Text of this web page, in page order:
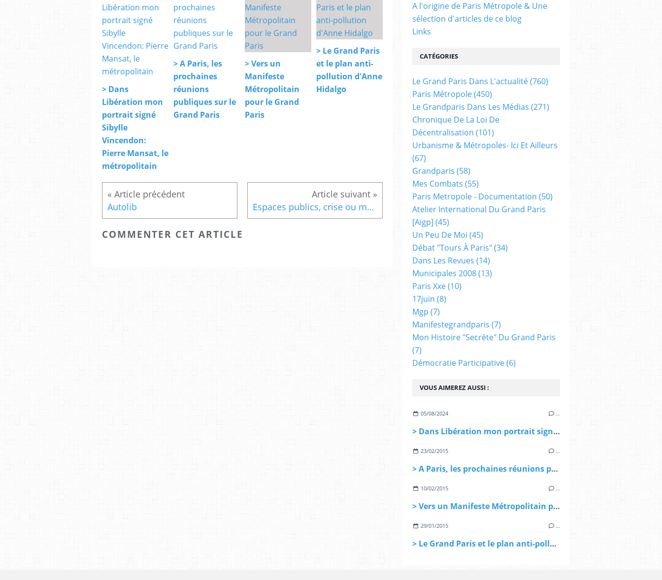
> Dans
Libération mon
portrait signé
Sibylle
Vincendon:
Pierre Mansat, le
métropolitain
> A Paris, les
prochaines
réunions
publiques sur le
Grand Paris
> Vers un
Manifeste
Métropolitain
pour le Grand
Paris
> Le Grand Paris
et le plan anti-
pollution d'Anne
Hidalgo
Autolib Espaces publics, crise ou mutation ? Bacqué, Corajoud, Landau, Mansat
COMMENTER CET ARTICLE
VOUS AIMEREZ AUSSI :
05/08/2024 …
> Dans Libération mon portrait signé Sibylle Vincendon: Pierre Mansat, le métropolitain
23/02/2015 …
> A Paris, les prochaines réunions publiques sur le Grand Paris
10/02/2015 …
> Vers un Manifeste Métropolitain pour le Grand Paris
29/01/2015 …
> Le Grand Paris et le plan anti-pollution d'Anne Hidalgo
A l'origine de Paris Métropole & Une
sélection d'articles de ce blog
Links
CATÉGORIES
Le Grand Paris Dans L'actualité(760)
Paris Métropole(450)
Le Grandparis Dans Les Médias (271)
Chronique De La Loi De
Décentralisation (101)
Urbanisme & Métropoles- Ici Et Ailleurs
(67)
Grandparis (58)
Mes Combats (55)
Paris Metropole - Documentation (50)
Atelier International Du Grand Paris
[aigp] (45)
Un Peu De Moi (45)
Débat "tours À Paris"(34)
Dans Les Revues (14)
Municipales 2008(13)
Paris Xxe(10)
17juin (8)
Mgp (7)
Manifestegrandparis (7)
Mon Histoire "secrète" Du Grand Paris
(7)
Démocratie Participative(6)